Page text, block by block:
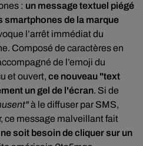
: un message textuel piégé
de la marque
l’arrêt immédiat du
Composé de caractères en
de l’emoji du
et ouvert, ce nouveau "text
un gel de l'écran. Si de
à le diffuser par SMS,
ce message malveillant fait
soit besoin de cliquer sur un